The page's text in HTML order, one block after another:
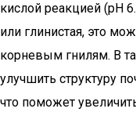
кислой реакцией (pH
или глинистая, это
корневым гнилям. В
улучшить структуру
что поможет